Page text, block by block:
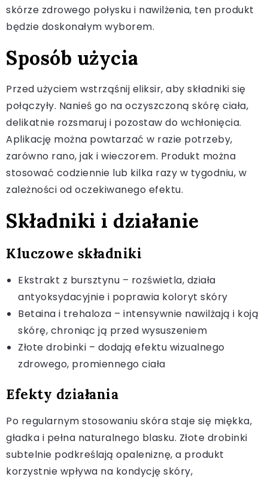
skórze zdrowego połysku i nawilżenia, ten produkt
będzie doskonałym wyborem.
Sposób użycia
Przed użyciem wstrząśnij eliksir, aby składniki się
połączyły. Nanieś go na oczyszczoną skórę ciała,
delikatnie rozsmaruj i pozostaw do wchłonięcia.
Aplikację można powtarzać w razie potrzeby,
zarówno rano, jak i wieczorem. Produkt można
stosować codziennie lub kilka razy w tygodniu, w
zależności od oczekiwanego efektu.
Składniki i działanie
Kluczowe składniki
Ekstrakt z bursztynu – rozświetla, działa
antyoksydacyjnie i poprawia koloryt skóry
Betaina i trehaloza – intensywnie nawilżają i koją
skórę, chroniąc ją przed wysuszeniem
Złote drobinki – dodają efektu wizualnego
zdrowego, promiennego ciała
Efekty działania
Po regularnym stosowaniu skóra staje się miękka,
gładka i pełna naturalnego blasku. Złote drobinki
subtelnie podkreślają opaleniznę, a produkt
korzystnie wpływa na kondycję skóry,